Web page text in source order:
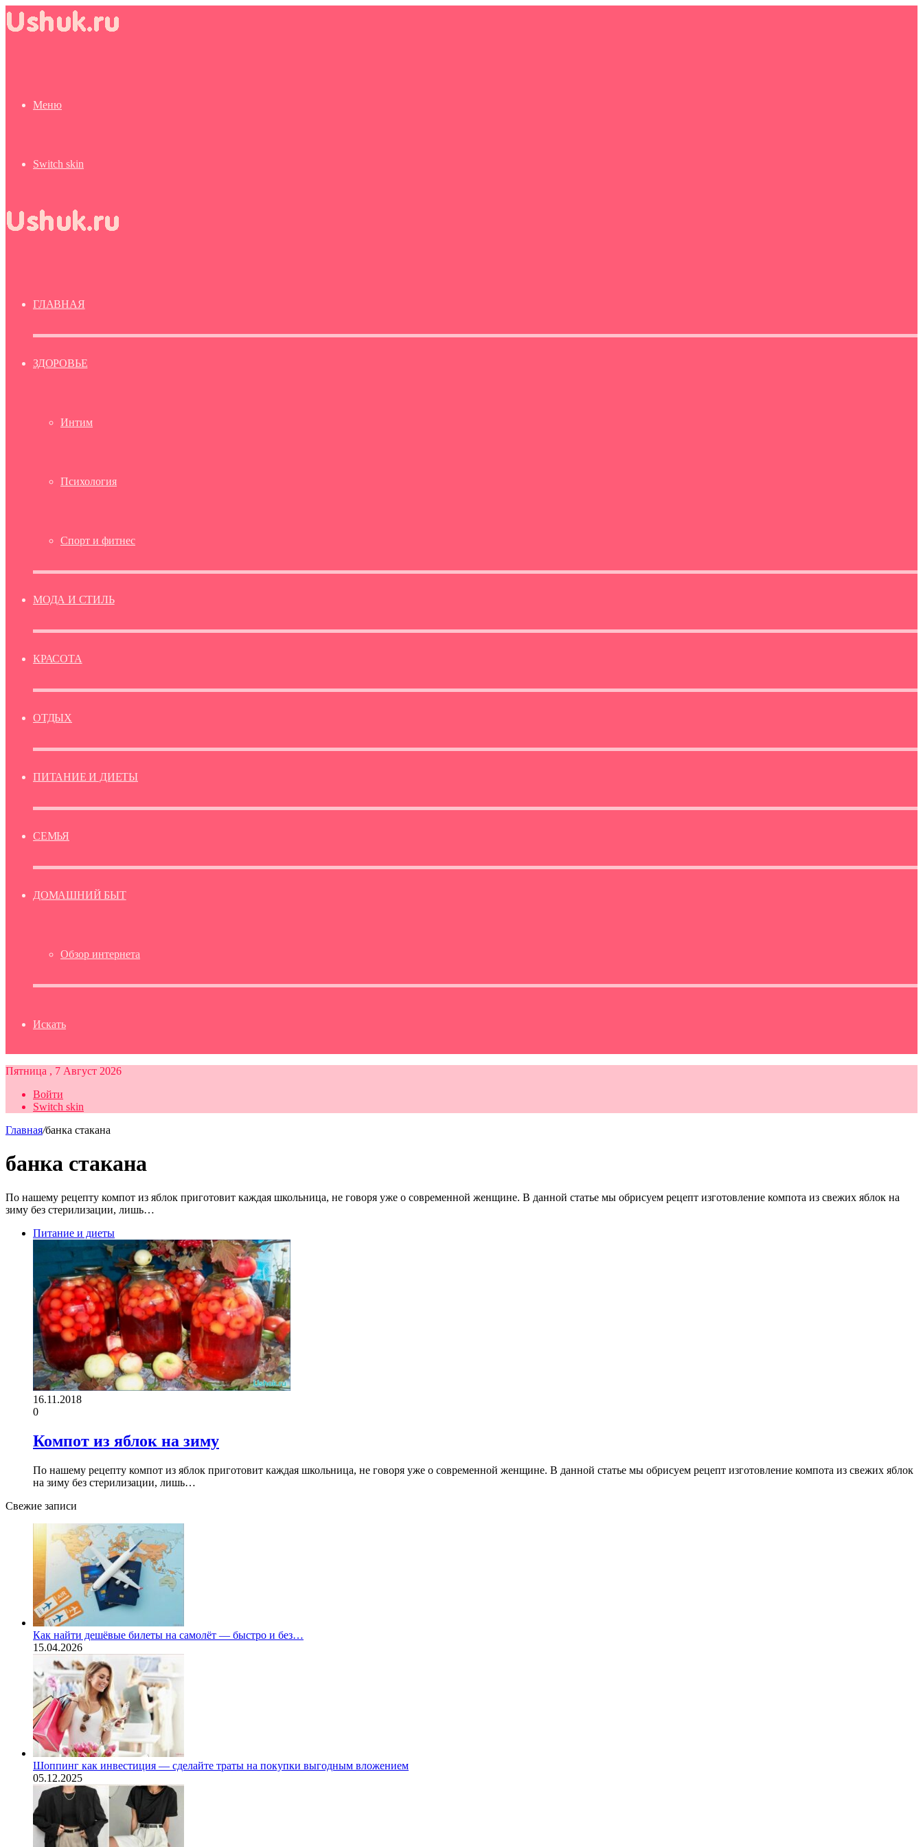
Меню
Switch skin
ГЛАВНАЯ
ЗДОРОВЬЕ
Интим
Психология
Спорт и фитнес
МОДА И СТИЛЬ
КРАСОТА
ОТДЫХ
ПИТАНИЕ И ДИЕТЫ
СЕМЬЯ
ДОМАШНИЙ БЫТ
Обзор интернета
Искать
Пятница , 7 Август 2026
Войти
Switch skin
Главная/банка стакана
банка стакана
По нашему рецепту компот из яблок приготовит каждая школьница, не говоря уже о современной женщине. В данной статье мы обрисуем рецепт изготовление компота из свежих яблок на
зиму без стерилизации, лишь…
Питание и диеты
16.11.2018
0
Компот из яблок на зиму
По нашему рецепту компот из яблок приготовит каждая школьница, не говоря уже о современной женщине. В данной статье мы обрисуем рецепт изготовление компота из свежих яблок
на зиму без стерилизации, лишь…
Свежие записи
Как найти дешёвые билеты на самолёт — быстро и без…
15.04.2026
Шоппинг как инвестиция — сделайте траты на покупки выгодным вложением
05.12.2025